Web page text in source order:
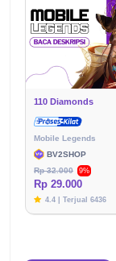
110 Diamonds
Mobile Legends
BV2SHOP
Rp 32.000
9%
Rp 29.000
4.4 | Terjual 6436